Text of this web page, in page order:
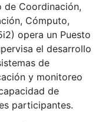
de Coordinación,
Cómputo,
opera un Puesto
el desarrollo
de
y monitoreo
de
participantes.